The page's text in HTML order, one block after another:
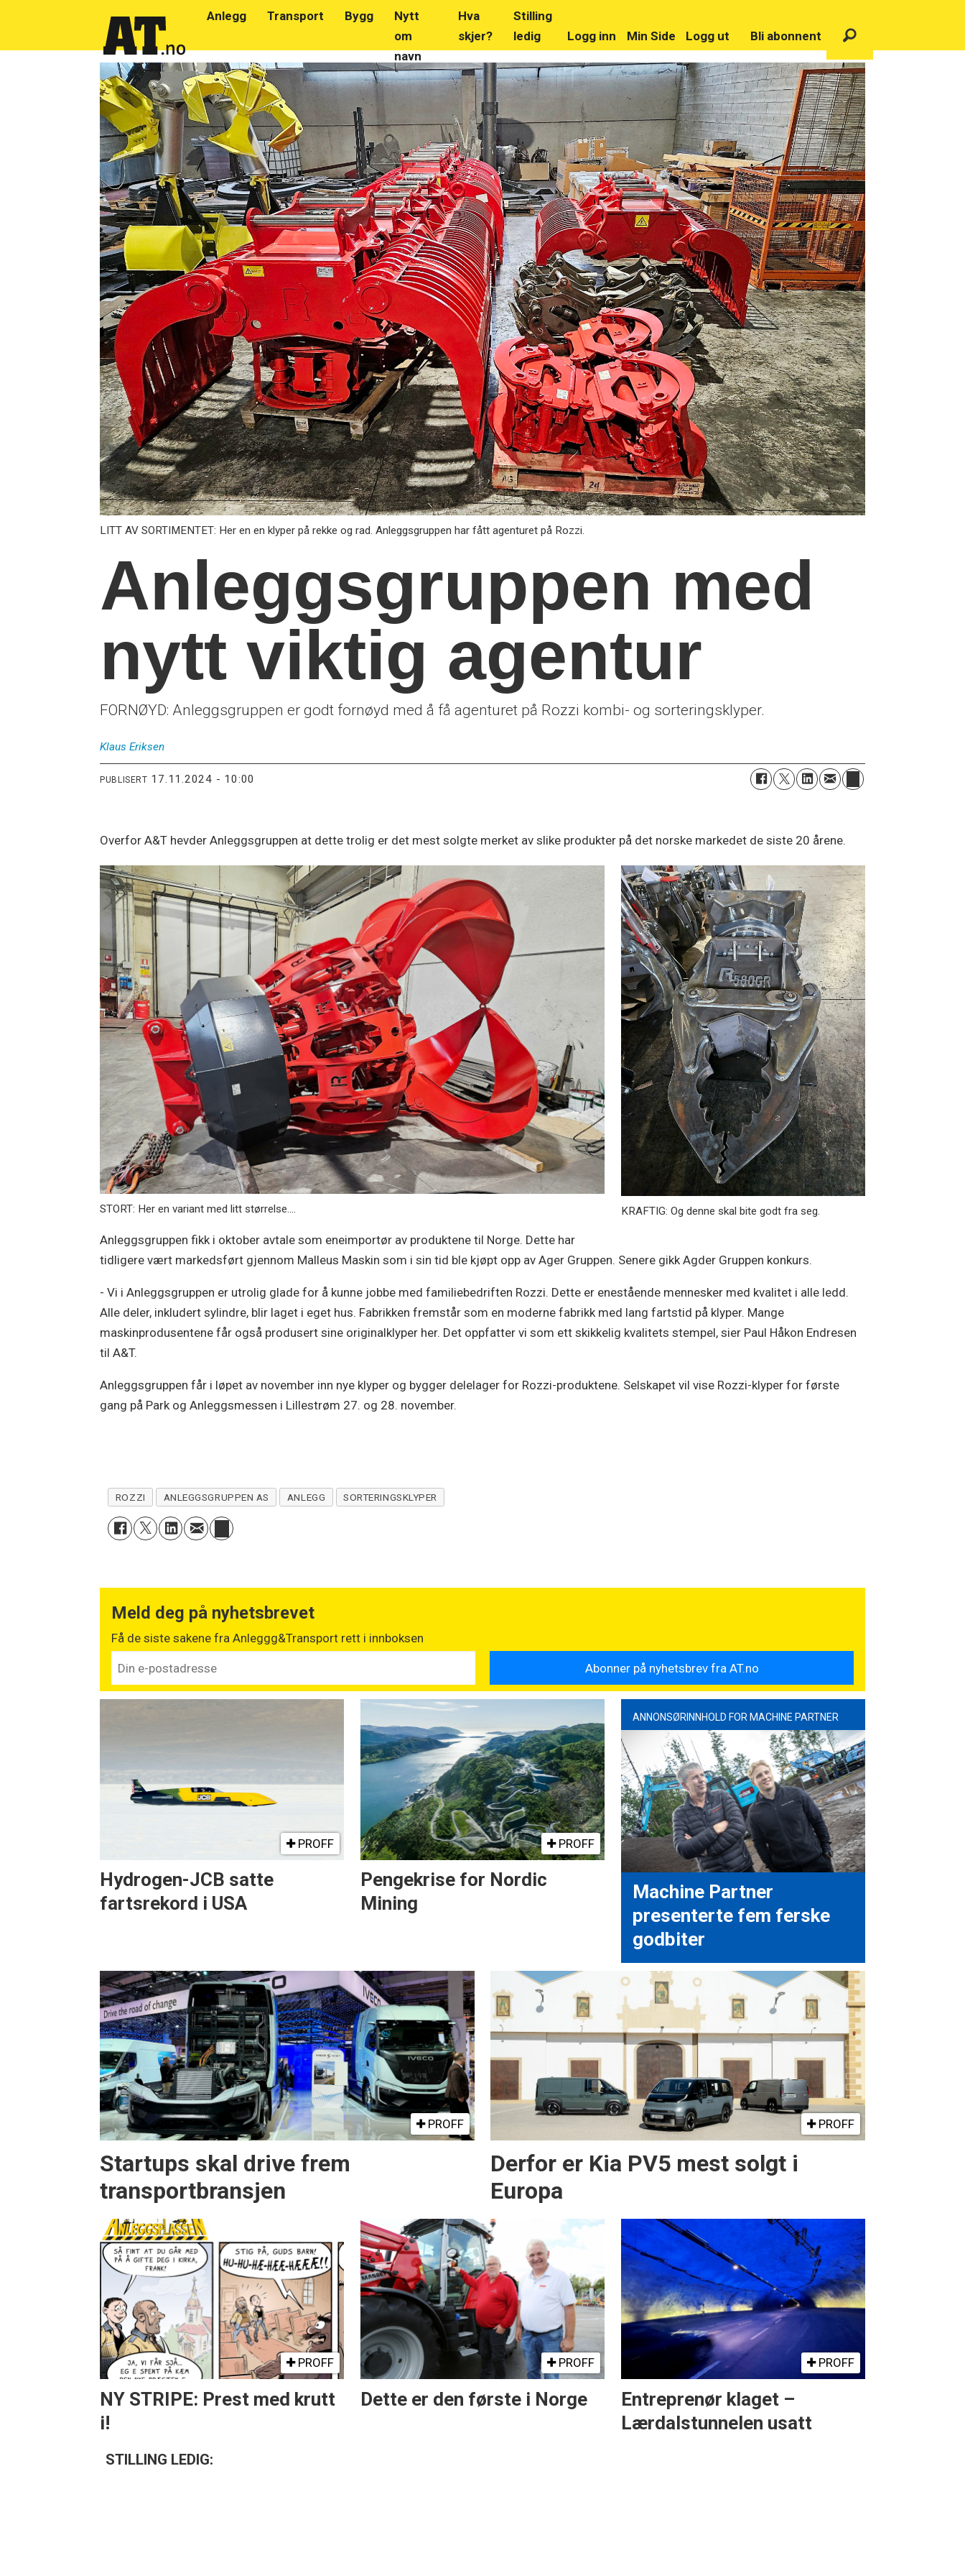
Anlegg Transport Bygg
Nytt
om
navn
Hva
skjer?
Stilling
ledig
Logg inn Min Side Logg ut Bli abonnent
LITT AV SORTIMENTET: Her en en klyper på rekke og rad. Anleggsgruppen har fått agenturet på Rozzi.
Anleggsgruppen med
nytt viktig agentur
FORNØYD: Anleggsgruppen er godt fornøyd med å få agenturet på Rozzi kombi- og sorteringsklyper.
Klaus Eriksen
PUBLISERT 17.11.2024 - 10:00
Overfor A&T hevder Anleggsgruppen at dette trolig er det mest solgte merket av slike produkter på det norske markedet de siste 20 årene.
STORT: Her en variant med litt størrelse.... KRAFTIG: Og denne skal bite godt fra seg.
Anleggsgruppen fikk i oktober avtale som eneimportør av produktene til Norge. Dette har
tidligere vært markedsført gjennom Malleus Maskin som i sin tid ble kjøpt opp av Ager Gruppen. Senere gikk Agder Gruppen konkurs.
- Vi i Anleggsgruppen er utrolig glade for å kunne jobbe med familiebedriften Rozzi. Dette er enestående mennesker med kvalitet i alle ledd.
Alle deler, inkludert sylindre, blir laget i eget hus. Fabrikken fremstår som en moderne fabrikk med lang fartstid på klyper. Mange
maskinprodusentene får også produsert sine originalklyper her. Det oppfatter vi som ett skikkelig kvalitets stempel, sier Paul Håkon Endresen
til A&T.
Anleggsgruppen får i løpet av november inn nye klyper og bygger delelager for Rozzi-produktene. Selskapet vil vise Rozzi-klyper for første
gang på Park og Anleggsmessen i Lillestrøm 27. og 28. november.
ROZZI ANLEGGSGRUPPEN AS ANLEGG SORTERINGSKLYPER
Meld deg på nyhetsbrevet
Få de siste sakene fra Anleggg&Transport rett i innboksen
PROFF
Hydrogen-JCB satte
fartsrekord i USA
PROFF
Pengekrise for Nordic
Mining
ANNONSØRINNHOLD FOR MACHINE PARTNER
Machine Partner
presenterte fem ferske
godbiter
PROFF
Startups skal drive frem
transportbransjen
PROFF
Derfor er Kia PV5 mest solgt i
Europa
PROFF
NY STRIPE: Prest med krutt
i!
PROFF
Dette er den første i Norge
PROFF
Entreprenør klaget –
Lærdalstunnelen usatt
STILLING LEDIG: